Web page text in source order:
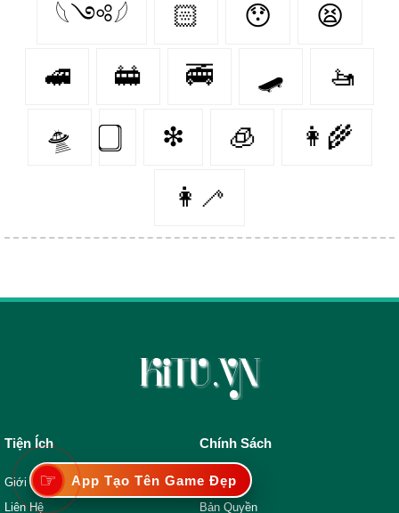
𓆩༺𓆪 🏻 😯 😫
🚅 🚋 🚎 🛹 🚤
🛸 ❇ 🧊 👩‍🌾
👩‍🦯️
Tiện Ích
Giới Thiệu
Liên Hệ
Chính Sách
Bảo Mật
Bản Quyền
☞ App Tạo Tên Game Đẹp